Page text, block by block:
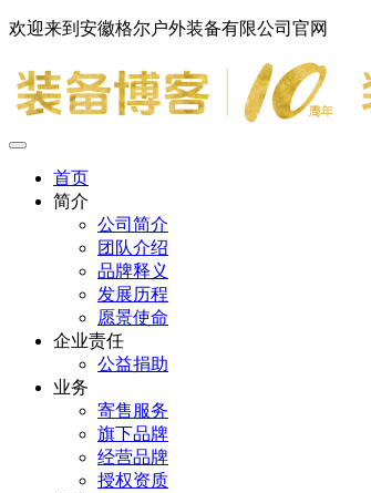
欢迎来到安徽格尔户外装备有限公司官网
首页
简介
公司简介
团队介绍
品牌释义
发展历程
愿景使命
企业责任
公益捐助
业务
寄售服务
旗下品牌
经营品牌
授权资质